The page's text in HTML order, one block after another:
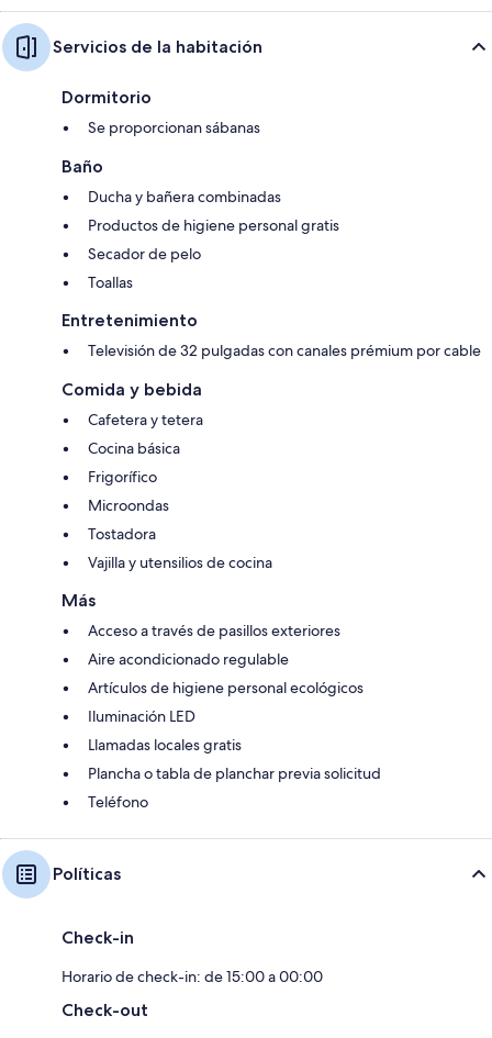
Servicios de la habitación
Dormitorio
Se proporcionan sábanas
Baño
Ducha y bañera combinadas
Productos de higiene personal gratis
Secador de pelo
Toallas
Entretenimiento
Televisión de 32 pulgadas con canales prémium por cable
Comida y bebida
Cafetera y tetera
Cocina básica
Frigorífico
Microondas
Tostadora
Vajilla y utensilios de cocina
Más
Acceso a través de pasillos exteriores
Aire acondicionado regulable
Artículos de higiene personal ecológicos
Iluminación LED
Llamadas locales gratis
Plancha o tabla de planchar previa solicitud
Teléfono
Políticas
Check-in
Horario de check-in: de 15:00 a 00:00
Check-out